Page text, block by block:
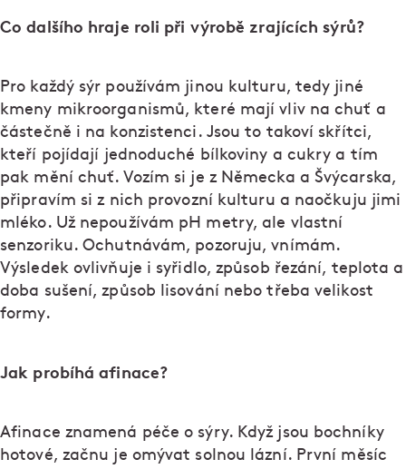
Co dalšího hraje roli při výrobě zrajících sýrů?
Pro každý sýr používám jinou kulturu, tedy jiné
kmeny mikroorganismů, které mají vliv na chuť a
částečně i na konzistenci. Jsou to takoví skřítci,
kteří pojídají jednoduché bílkoviny a cukry a tím
pak mění chuť. Vozím si je z Německa a Švýcarska,
připravím si z nich provozní kulturu a naočkuju jimi
mléko. Už nepoužívám pH metry, ale vlastní
senzoriku. Ochutnávám, pozoruju, vnímám.
Výsledek ovlivňuje i syřidlo, způsob řezání, teplota a
doba sušení, způsob lisování nebo třeba velikost
formy.
Jak probíhá afinace?
Afinace znamená péče o sýry. Když jsou bochníky
hotové, začnu je omývat solnou lázní. První měsíc